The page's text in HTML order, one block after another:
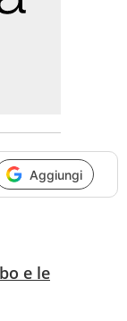
Aggiungi
e le